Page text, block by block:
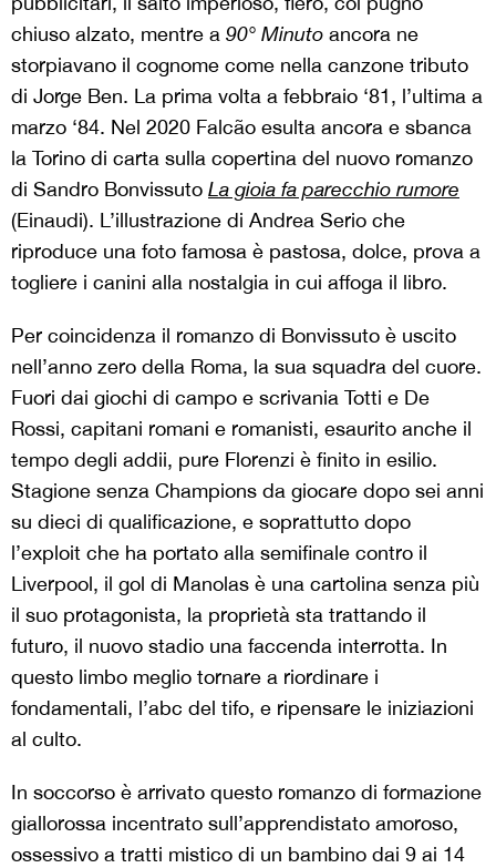
chiuso alzato, mentre a 90° Minuto ancora ne
storpiavano il cognome come nella canzone tributo
di Jorge Ben. La prima volta a febbraio ‘81, l’ultima a
marzo ‘84. Nel 2020 Falcão esulta ancora e sbanca
la Torino di carta sulla copertina del nuovo romanzo
di Sandro Bonvissuto La gioia fa parecchio rumore
(Einaudi). L’illustrazione di Andrea Serio che
riproduce una foto famosa è pastosa, dolce, prova a
togliere i canini alla nostalgia in cui affoga il libro.
Per coincidenza il romanzo di Bonvissuto è uscito
nell’anno zero della Roma, la sua squadra del cuore.
Fuori dai giochi di campo e scrivania Totti e De
Rossi, capitani romani e romanisti, esaurito anche il
tempo degli addii, pure Florenzi è finito in esilio.
Stagione senza Champions da giocare dopo sei anni
su dieci di qualificazione, e soprattutto dopo
l’exploit che ha portato alla semifinale contro il
Liverpool, il gol di Manolas è una cartolina senza più
il suo protagonista, la proprietà sta trattando il
futuro, il nuovo stadio una faccenda interrotta. In
questo limbo meglio tornare a riordinare i
fondamentali, l’abc del tifo, e ripensare le iniziazioni
al culto.
In soccorso è arrivato questo romanzo di formazione
giallorossa incentrato sull’apprendistato amoroso,
ossessivo a tratti mistico di un bambino dai 9 ai 14